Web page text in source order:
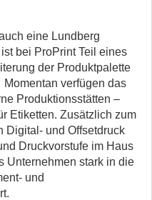
eine Lundberg
bei ProPrint Teil eines
der Produktpalette
verfügen das
Produktionsstätten –
Etiketten. Zusätzlich zum
Digital- und Offsetdruck
Druckvorstufe im Haus
Unternehmen stark in die
und